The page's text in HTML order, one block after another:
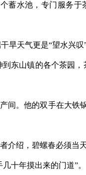
蓄水池，专门服务于
旱天气更是“望水兴
东山镇的各个茶园
间。他的双手在大铁
介绍，碧螺春必须当
十年摸出来的门道”。